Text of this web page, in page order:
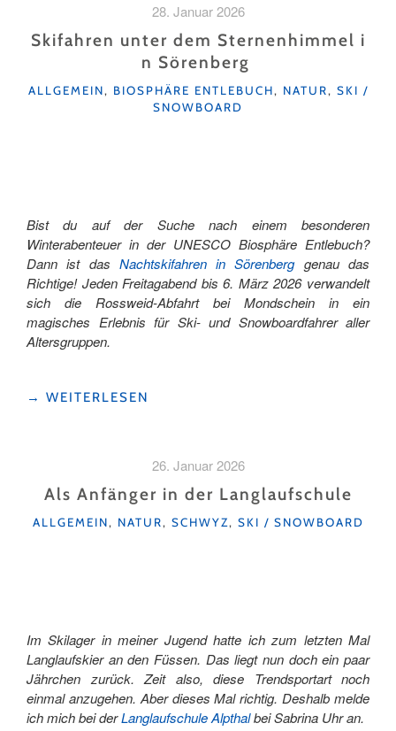
OHNE
MIT
28. Januar 2026
Skifahren unter dem Sternenhimmel i
n Sörenberg
KATEGORIEN
ALLGEMEIN, BIOSPHÄRE ENTLEBUCH, NATUR, SKI /
SNOWBOARD
Bist du auf der Suche nach einem besonderen
Winterabenteuer in der UNESCO Biosphäre Entlebuch?
Dann ist das Nachtskifahren in Sörenberggenau das
Richtige! Jeden Freitagabend bis 6. März 2026 verwandelt
sich die Rossweid-Abfahrt bei Mondschein in ein
magisches Erlebnis für Ski- und Snowboardfahrer aller
Altersgruppen.
"SKIFAHREN UNTER DEM STERNENHIMMEL IN
→ WEITERLESEN
26. Januar 2026
Als Anfänger in der Langlaufschule
KATEGORIEN
ALLGEMEIN, NATUR, SCHWYZ, SKI / SNOWBOARD
Im Skilager in meiner Jugend hatte ich zum letzten Mal
Langlaufskier an den Füssen. Das liegt nun doch ein paar
Jährchen zurück. Zeit also, diese Trendsportart noch
einmal anzugehen. Aber dieses Mal richtig. Deshalb melde
ich mich bei derLanglaufschule Alpthalbei Sabrina Uhr an.